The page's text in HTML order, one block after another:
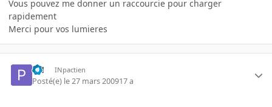
Vous pouvez me donner un raccourcie pour charger
rapidement
Merci pour vos lumieres
PH INpactien
Posté(e) le 27 mars 200917 a